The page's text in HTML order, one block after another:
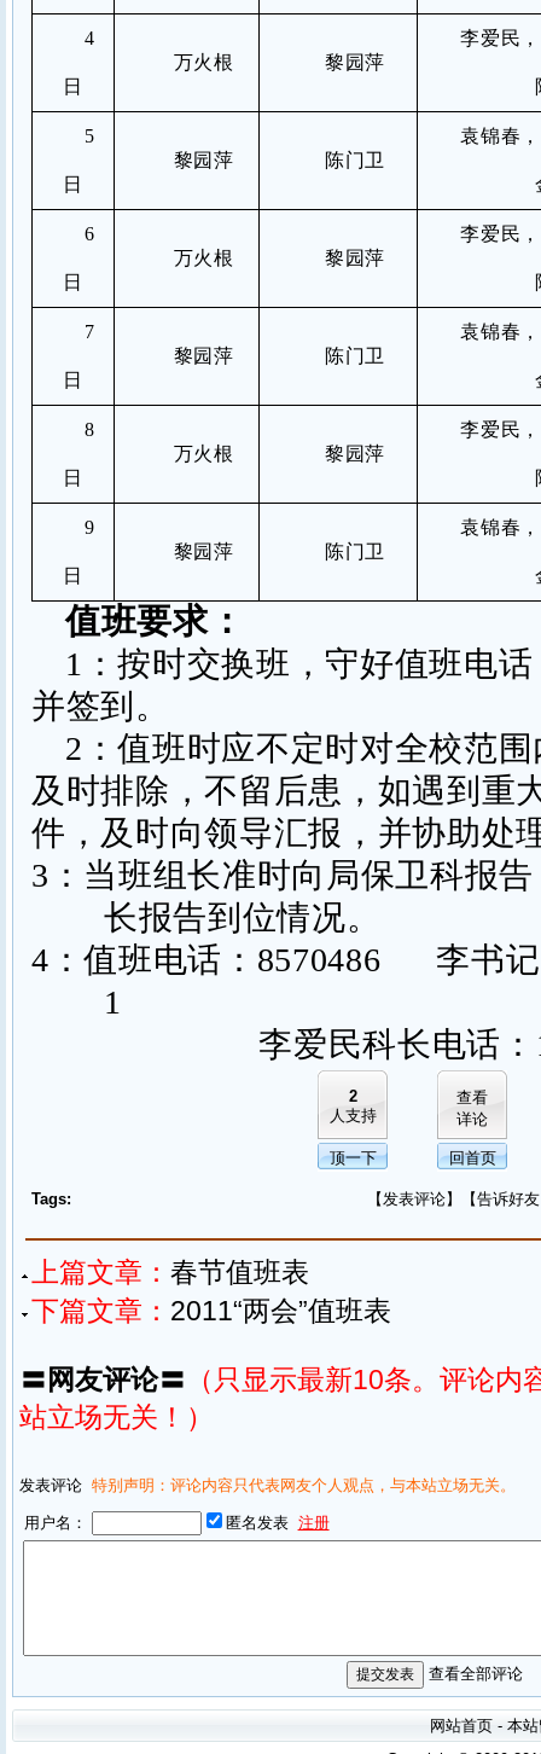
4
日
万火根 黎园萍
李爱民
5
日
黎园萍 陈门卫
袁锦春
6
日
万火根 黎园萍
李爱民
7
日
黎园萍 陈门卫
袁锦春
8
日
万火根 黎园萍
李爱民
9
日
黎园萍 陈门卫
袁锦春
值班要求：
1 ：按时交换班，守好值班电
并签到。
2 ：值班时应不定时对全校范
及时排除，不留后患，如遇到重
件，及时向领导汇报，并协助处
3 ：当班组长准时向局保卫科报
长报告到位情况。
4 ：值班电话： 8570486
李书
1
李爱民科长电话：
2
人支持
顶一下
查看
详论
回首页
Tags: 【发表评论】【告诉好友
上篇文章： 春节值班表
下篇文章： 2011“两会”值班表
〓网友评论〓 （只显示最新10条。评论
站立场无关！）
发表评论 特别声明：评论内容只代表网友个人观点，与本站立场无关。
用户名： 匿名发表 注册
查看全部评论
网站首页- 本